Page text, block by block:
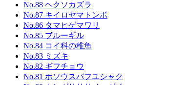
No.88 ヘクソカズラ
No.87 キイロヤマトンボ
No.86 タマヒゲマワリ
No.85 ブルーギル
No.84 コイ科の稚魚
No.83 ミズキ
No.82 ギフチョウ
No.81 ホソウスバフユシャク